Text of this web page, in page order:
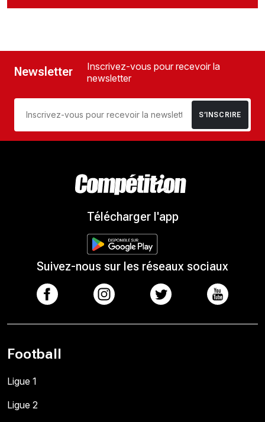
Newsletter
Inscrivez-vous pour recevoir la
newsletter
S’INSCRIRE
Télécharger l'app
Suivez-nous sur les réseaux sociaux
Football
Ligue 1
Ligue 2